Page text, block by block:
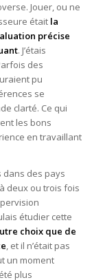
Jouer, ou ne
était la
précise
. J’étais
des
pu
se
clarté. Ce qui
les bons
en travaillant
dans des pays
deux ou trois fois
étudier cette
choix que de
, et il n’était pas
un moment
plus